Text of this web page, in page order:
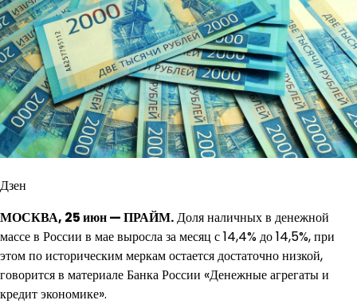
Дзен
МОСКВА, 25 июн — ПРАЙМ.Доля наличных в денежной
массе в России в мае выросла за месяц с 14,4% до 14,5%, при
этом по историческим меркам остается достаточно низкой,
говорится в материале Банка России «Денежные агрегаты и
кредит экономике».